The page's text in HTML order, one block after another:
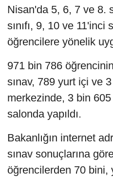
Nisan'da 5, 6, 7 ve 8.
sınıfı, 9, 10 ve 11'inci
öğrencilere yönelik
971 bin 786
sınav, 789 yurt içi ve 3
merkezinde, 3 bin
salonda yapıldı.
Bakanlığın internet
sınav sonuçlarına
öğrencilerden 70 bini,